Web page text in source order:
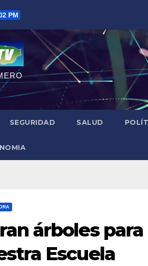
PM
SEGURIDAD SALUD
árboles
Escuela